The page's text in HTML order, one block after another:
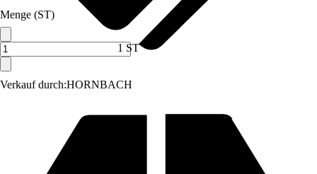
Verkauf durch:HORNBACH
Menge (ST)
1 ST